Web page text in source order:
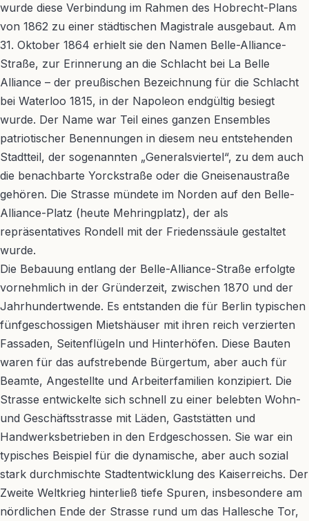
wurde diese Verbindung im Rahmen des Hobrecht-Plans
von 1862 zu einer städtischen Magistrale ausgebaut. Am
31. Oktober 1864 erhielt sie den Namen Belle-Alliance-
Straße, zur Erinnerung an die Schlacht bei La Belle
Alliance – der preußischen Bezeichnung für die Schlacht
bei Waterloo 1815, in der Napoleon endgültig besiegt
wurde. Der Name war Teil eines ganzen Ensembles
patriotischer Benennungen in diesem neu entstehenden
Stadtteil, der sogenannten „Generalsviertel“, zu dem auch
die benachbarte Yorckstraße oder die Gneisenaustraße
gehören. Die Strasse mündete im Norden auf den Belle-
Alliance-Platz (heute Mehringplatz), der als
repräsentatives Rondell mit der Friedenssäule gestaltet
wurde.
Die Bebauung entlang der Belle-Alliance-Straße erfolgte
vornehmlich in der Gründerzeit, zwischen 1870 und der
Jahrhundertwende. Es entstanden die für Berlin typischen
fünfgeschossigen Mietshäuser mit ihren reich verzierten
Fassaden, Seitenflügeln und Hinterhöfen. Diese Bauten
waren für das aufstrebende Bürgertum, aber auch für
Beamte, Angestellte und Arbeiterfamilien konzipiert. Die
Strasse entwickelte sich schnell zu einer belebten Wohn-
und Geschäftsstrasse mit Läden, Gaststätten und
Handwerksbetrieben in den Erdgeschossen. Sie war ein
typisches Beispiel für die dynamische, aber auch sozial
stark durchmischte Stadtentwicklung des Kaiserreichs. Der
Zweite Weltkrieg hinterließ tiefe Spuren, insbesondere am
nördlichen Ende der Strasse rund um das Hallesche Tor,